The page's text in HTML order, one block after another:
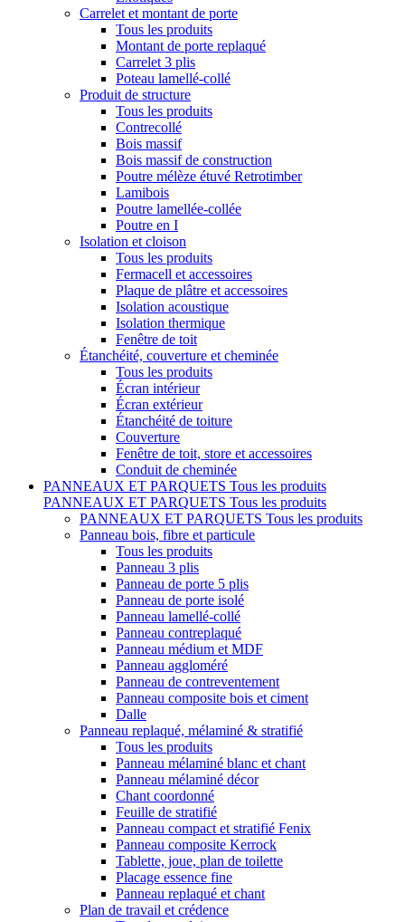
Carrelet et montant de porte
Tous les produits
Montant de porte replaqué
Carrelet 3 plis
Poteau lamellé-collé
Produit de structure
Tous les produits
Contrecollé
Bois massif
Bois massif de construction
Poutre mélèze étuvé Retrotimber
Lamibois
Poutre lamellée-collée
Poutre en I
Isolation et cloison
Tous les produits
Fermacell et accessoires
Plaque de plâtre et accessoires
Isolation acoustique
Isolation thermique
Fenêtre de toit
Étanchéité, couverture et cheminée
Tous les produits
Écran intérieur
Écran extérieur
Étanchéité de toiture
Couverture
Fenêtre de toit, store et accessoires
Conduit de cheminée
PANNEAUX ET PARQUETS Tous les produits
PANNEAUX ET PARQUETS Tous les produits
PANNEAUX ET PARQUETS Tous les produits
Panneau bois, fibre et particule
Tous les produits
Panneau 3 plis
Panneau de porte 5 plis
Panneau de porte isolé
Panneau lamellé-collé
Panneau contreplaqué
Panneau médium et MDF
Panneau aggloméré
Panneau de contreventement
Panneau composite bois et ciment
Dalle
Panneau replaqué, mélaminé & stratifié
Tous les produits
Panneau mélaminé blanc et chant
Panneau mélaminé décor
Chant coordonné
Feuille de stratifié
Panneau compact et stratifié Fenix
Panneau composite Kerrock
Tablette, joue, plan de toilette
Placage essence fine
Panneau replaqué et chant
Plan de travail et crédence